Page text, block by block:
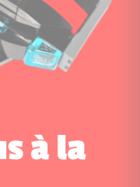
à la